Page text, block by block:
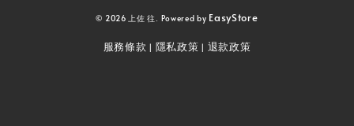
© 2026 上佐 往. Powered by EasyStore
服務條款 | 隱私政策 | 退款政策